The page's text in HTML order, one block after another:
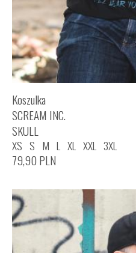
Koszulka
SCREAM INC.
SKULL
XS S M L XL XXL 3XL
79,90 PLN